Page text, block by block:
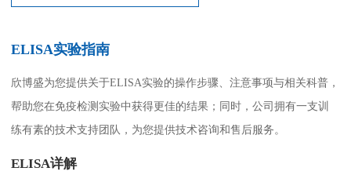
ELISA实验指南
欣博盛为您提供关于ELISA实验的操作步骤、注意事项与相关科普，
帮助您在免疫检测实验中获得更佳的结果；同时，公司拥有一支训
练有素的技术支持团队，为您提供技术咨询和售后服务。
ELISA详解